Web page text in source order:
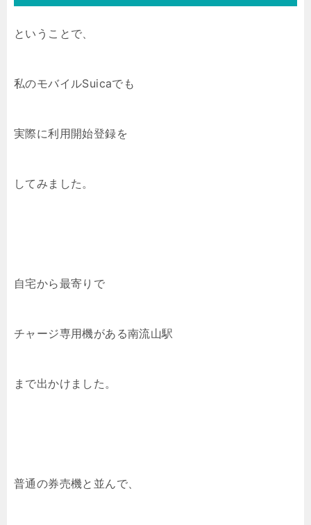
ということで、
私のモバイルSuicaでも
実際に利用開始登録を
してみました。
自宅から最寄りで
チャージ専用機がある南流山駅
まで出かけました。
普通の券売機と並んで、